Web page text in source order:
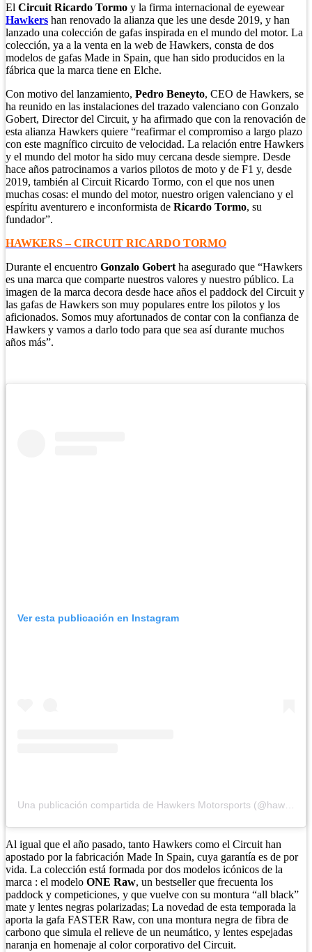
El Circuit Ricardo Tormo y la firma internacional de eyewear
Hawkers han renovado la alianza que les une desde 2019, y han
lanzado una colección de gafas inspirada en el mundo del motor. La
colección, ya a la venta en la web de Hawkers, consta de dos
modelos de gafas Made in Spain, que han sido producidos en la
fábrica que la marca tiene en Elche.
Con motivo del lanzamiento, Pedro Beneyto, CEO de Hawkers, se
ha reunido en las instalaciones del trazado valenciano con Gonzalo
Gobert, Director del Circuit, y ha afirmado que con la renovación de
esta alianza Hawkers quiere “reafirmar el compromiso a largo plazo
con este magnífico circuito de velocidad. La relación entre Hawkers
y el mundo del motor ha sido muy cercana desde siempre. Desde
hace años patrocinamos a varios pilotos de moto y de F1 y, desde
2019, también al Circuit Ricardo Tormo, con el que nos unen
muchas cosas: el mundo del motor, nuestro origen valenciano y el
espíritu aventurero e inconformista de Ricardo Tormo, su
fundador”.
HAWKERS – CIRCUIT RICARDO TORMO
Durante el encuentro Gonzalo Gobert ha asegurado que “Hawkers
es una marca que comparte nuestros valores y nuestro público. La
imagen de la marca decora desde hace años el paddock del Circuit y
las gafas de Hawkers son muy populares entre los pilotos y los
aficionados. Somos muy afortunados de contar con la confianza de
Hawkers y vamos a darlo todo para que sea así durante muchos
años más”.
Ver esta publicación en Instagram
Al igual que el año pasado, tanto Hawkers como el Circuit han
apostado por la fabricación Made In Spain, cuya garantía es de por
vida. La colección está formada por dos modelos icónicos de la
marca : el modelo ONE Raw, un bestseller que frecuenta los
paddock y competiciones, y que vuelve con su montura “all black”
mate y lentes negras polarizadas; La novedad de esta temporada la
aporta la gafa FASTER Raw, con una montura negra de fibra de
carbono que simula el relieve de un neumático, y lentes espejadas
naranja en homenaje al color corporativo del Circuit.